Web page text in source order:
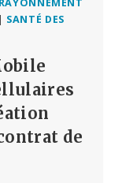
RAYONNEMENT
| SANTÉ DES
de